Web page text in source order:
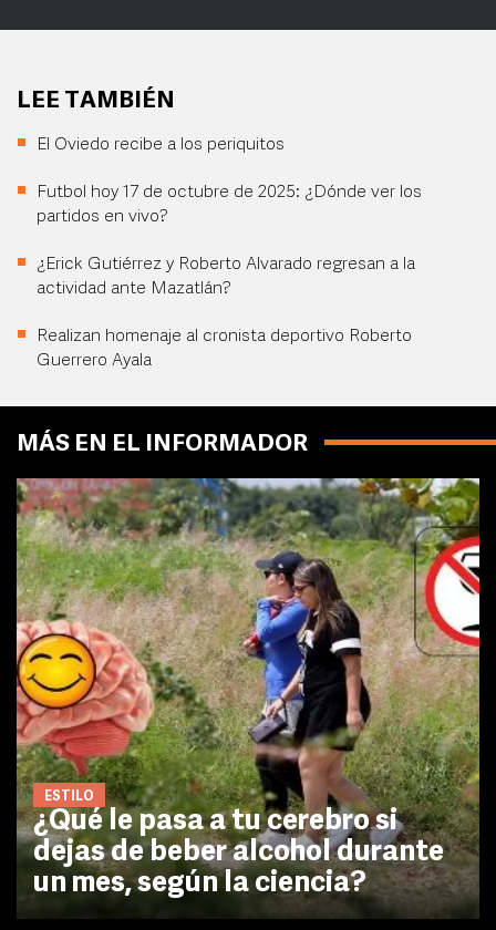
LEE TAMBIÉN
El Oviedo recibe a los periquitos
Futbol hoy 17 de octubre de 2025: ¿Dónde ver los
partidos en vivo?
¿Erick Gutiérrez y Roberto Alvarado regresan a la
actividad ante Mazatlán?
Realizan homenaje al cronista deportivo Roberto
Guerrero Ayala
MÁS EN EL INFORMADOR
ESTILO
¿Qué le pasa a tu cerebro si
dejas de beber alcohol durante
un mes, según la ciencia?